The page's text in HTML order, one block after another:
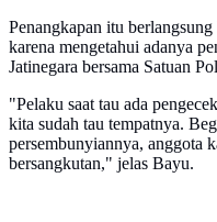
Penangkapan itu
karena mengetahui adanya
Jatinegara bersama Satuan
"Pelaku saat tau ada
kita sudah tau tempatnya.
persembunyiannya, anggota
bersangkutan," jelas Bayu.